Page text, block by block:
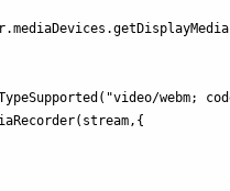
webm;